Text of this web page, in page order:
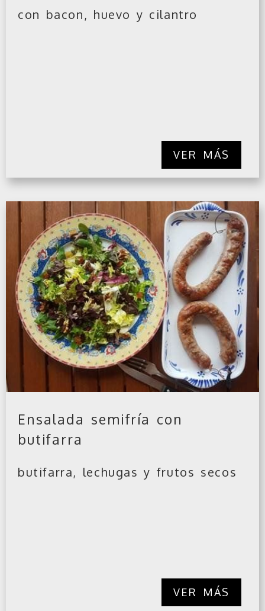
con bacon, huevo y cilantro
VER MÁS
Ensalada semifría con
butifarra
butifarra, lechugas y frutos secos
VER MÁS